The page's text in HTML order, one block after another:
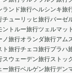
ランド旅行ヘルシンキ旅
チューリッヒ旅行バーゼ
ントルー旅行ツェルマッ
ノ旅行オランダ旅行アム
ト旅行チェコ旅行プラハ
スウェーデン旅行ストッ
ー旅行ベルゲン旅行デン